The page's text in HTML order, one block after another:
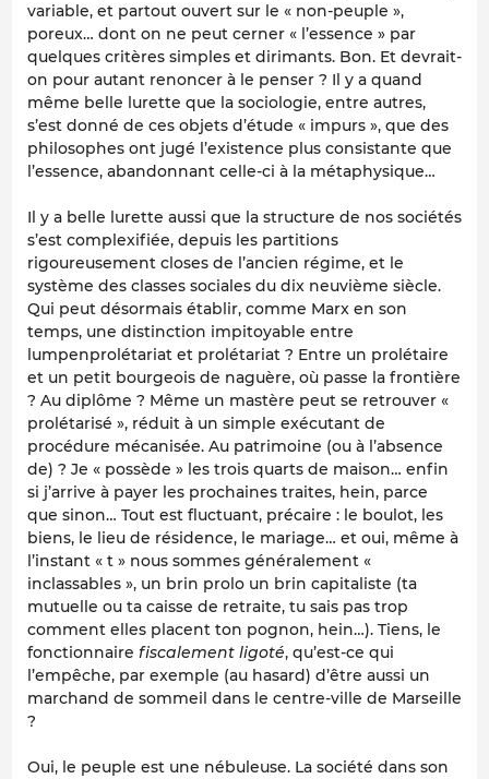
variable, et partout ouvert sur le « non-peuple »,
poreux… dont on ne peut cerner « l’essence » par
quelques critères simples et dirimants. Bon. Et devrait-
on pour autant renoncer à le penser ? Il y a quand
même belle lurette que la sociologie, entre autres,
s’est donné de ces objets d’étude « impurs », que des
philosophes ont jugé l’existence plus consistante que
l’essence, abandonnant celle-ci à la métaphysique…
Il y a belle lurette aussi que la structure de nos sociétés
s’est complexifiée, depuis les partitions
rigoureusement closes de l’ancien régime, et le
système des classes sociales du dix neuvième siècle.
Qui peut désormais établir, comme Marx en son
temps, une distinction impitoyable entre
lumpenprolétariat et prolétariat ? Entre un prolétaire
et un petit bourgeois de naguère, où passe la frontière
? Au diplôme ? Même un mastère peut se retrouver «
prolétarisé », réduit à un simple exécutant de
procédure mécanisée. Au patrimoine (ou à l’absence
de) ? Je « possède » les trois quarts de maison… enfin
si j’arrive à payer les prochaines traites, hein, parce
que sinon… Tout est fluctuant, précaire : le boulot, les
biens, le lieu de résidence, le mariage… et oui, même à
l’instant « t » nous sommes généralement «
inclassables », un brin prolo un brin capitaliste (ta
mutuelle ou ta caisse de retraite, tu sais pas trop
comment elles placent ton pognon, hein…). Tiens, le
fonctionnaire fiscalement ligoté, qu’est-ce qui
l’empêche, par exemple (au hasard) d’être aussi un
marchand de sommeil dans le centre-ville de Marseille
?
Oui, le peuple est une nébuleuse. La société dans son